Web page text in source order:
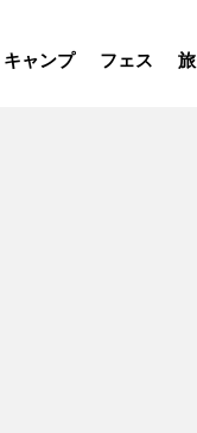
キャンプ フェス 旅